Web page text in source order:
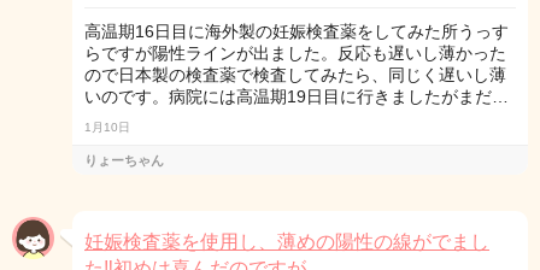
高温期16日目に海外製の妊娠検査薬をしてみた所うっす
らですが陽性ラインが出ました。反応も遅いし薄かった
ので日本製の検査薬で検査してみたら、同じく遅いし薄
いのです。病院には高温期19日目に行きましたがまだ…
1月10日
りょーちゃん
妊娠検査薬を使用し、薄めの陽性の線がでまし